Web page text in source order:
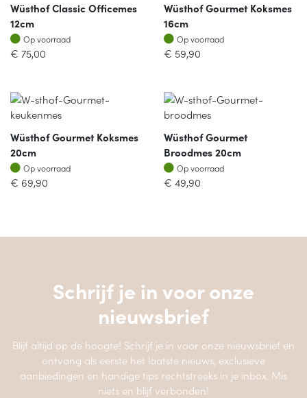
Wüsthof Classic Officemes
12cm
Op voorraad
Op voorraad
€ 75,00
Wüsthof Gourmet Koksmes
16cm
Op voorraad
Op voorraad
€ 59,90
Wüsthof Gourmet Koksmes
20cm
Op voorraad
Op voorraad
€ 69,90
Wüsthof Gourmet
Broodmes 20cm
Op voorraad
Op voorraad
€ 49,90
Schrijf je in voor onze
nieuwsbrief
Blijf altijd op de hoogte! Schrijf je in voor onze nieuwsbrief en
ontvang als eerste het laatste nieuws, exclusieve
aanbiedingen en handige tips rechtstreeks in je inbox. Mis
niets en blijf verbonden!